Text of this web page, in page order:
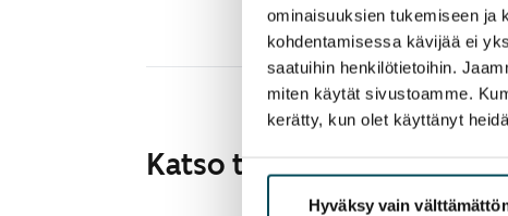
ominaisuuksien tukemiseen ja
kohdentamisessa kävijää ei
saatuihin henkilötietoihin.
miten käytät sivustoamme.
kerätty, kun olet käyttänyt
Hyväksy vain
Katso tarkemmat ohjeet